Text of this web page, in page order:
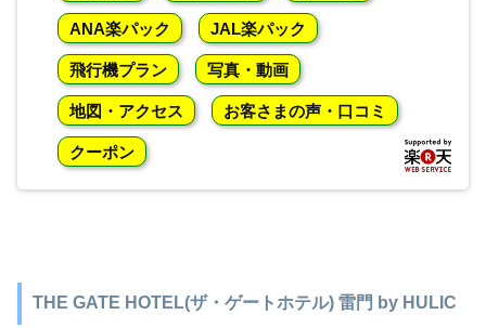
ANA楽パック JAL楽パック
飛行機プラン 写真・動画
地図・アクセス お客さまの声・口コミ
クーポン
THE GATE HOTEL(ザ・ゲートホテル) 雷門 by HULIC